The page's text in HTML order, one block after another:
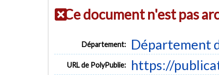
Ce document n'est pas
Département: Département
URL de PolyPublie: https://